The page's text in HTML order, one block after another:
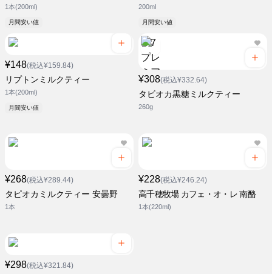
1本(200ml)
月間安い値
200ml
月間安い値
¥148(税込¥159.84)
リプトンミルクティー
1本(200ml)
月間安い値
¥308(税込¥332.64)
タビオカ黒糖ミルクティー
260g
¥268(税込¥289.44)
タピオカミルクティー 安曇野
1本
¥228(税込¥246.24)
高千穂牧場 カフェ・オ・レ 南酪
1本(220ml)
¥298(税込¥321.84)